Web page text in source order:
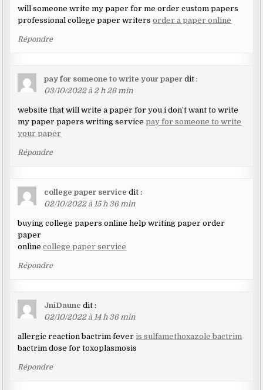
will someone write my paper for me order custom papers
professional college paper writersorder a paper online
Répondre
pay for someone to write your paper dit :
03/10/2022 à 2 h 26 min
website that will write a paper for you i don’t want to write
my paper papers writing servicepay for someone to write
your paper
Répondre
college paper service dit :
02/10/2022 à 15 h 36 min
buying college papers online help writing paper order
paper
onlinecollege paper service
Répondre
JniDaunc dit :
02/10/2022 à 14 h 36 min
allergic reaction bactrim fever is sulfamethoxazole bactrim
bactrim dose for toxoplasmosis
Répondre